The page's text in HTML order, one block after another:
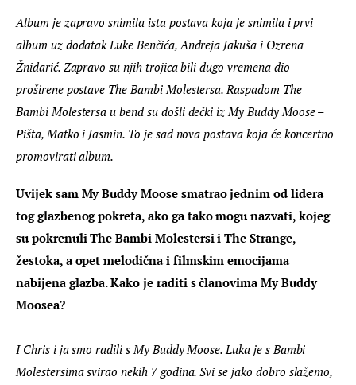
Album je zapravo snimila ista postava koja je snimila i prvi
album uz dodatak Luke Benčića, Andreja Jakuša i Ozrena
Žnidarić. Zapravo su njih trojica bili dugo vremena dio
proširene postave The Bambi Molestersa. Raspadom The
Bambi Molestersa u bend su došli dečki iz My Buddy Moose –
Pišta, Matko i Jasmin. To je sad nova postava koja će koncertno
promovirati album.
Uvijek sam My Buddy Moose smatrao jednim od lidera
tog glazbenog pokreta, ako ga tako mogu nazvati, kojeg
su pokrenuli The Bambi Molestersi i The Strange,
žestoka, a opet melodična i filmskim emocijama
nabijena glazba. Kako je raditi s članovima My Buddy
Moosea?
I Chris i ja smo radili s My Buddy Moose. Luka je s Bambi
Molestersima svirao nekih 7 godina. Svi se jako dobro slažemo,